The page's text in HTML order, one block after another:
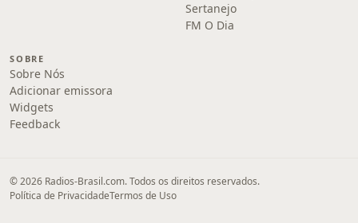
Sertanejo
FM O Dia
SOBRE
Sobre Nós
Adicionar emissora
Widgets
Feedback
© 2026 Radios-Brasil.com. Todos os direitos reservados.
Política de PrivacidadeTermos de Uso